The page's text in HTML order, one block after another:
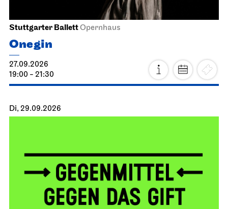
Stuttgarter BallettOpernhaus
Onegin
27.09.2026
19:00 - 21:30
Di, 29.09.2026